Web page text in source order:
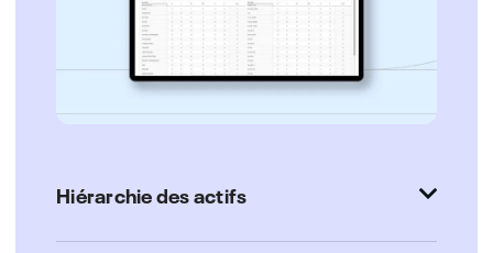
Hiérarchie des actifs